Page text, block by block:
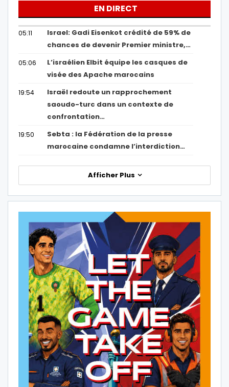
EN DIRECT
05:11
Israel: Gadi Eisenkot crédité de 59% de
chances de devenir Premier ministre,…
05:06
L’israélien Elbit équipe les casques de
visée des Apache marocains
19:54
Israël redoute un rapprochement
saoudo-turc dans un contexte de
confrontation…
19:50
Sebta : la Fédération de la presse
marocaine condamne l’interdiction…
Afficher Plus